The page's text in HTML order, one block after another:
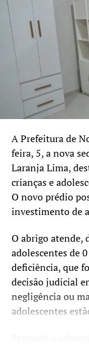
Segundo os
Grande do Sul
feminicídio. A
contribuir para a
debate sobre a
mulheres.
A Prefeitura de
feira, 5, a nova
Laranja Lima,
crianças e
O novo prédio
investimento de
O abrigo atende,
adolescentes de
deficiência, que
decisão judicial
negligência ou
adolescentes